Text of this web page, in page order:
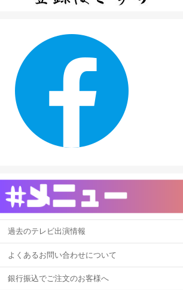
過去のテレビ出演情報
よくあるお問い合わせについて
銀行振込でご注文のお客様へ